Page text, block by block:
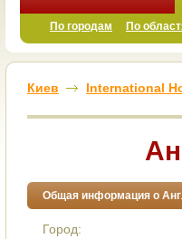
По городам По
Киев International
Общая информация о
Город: